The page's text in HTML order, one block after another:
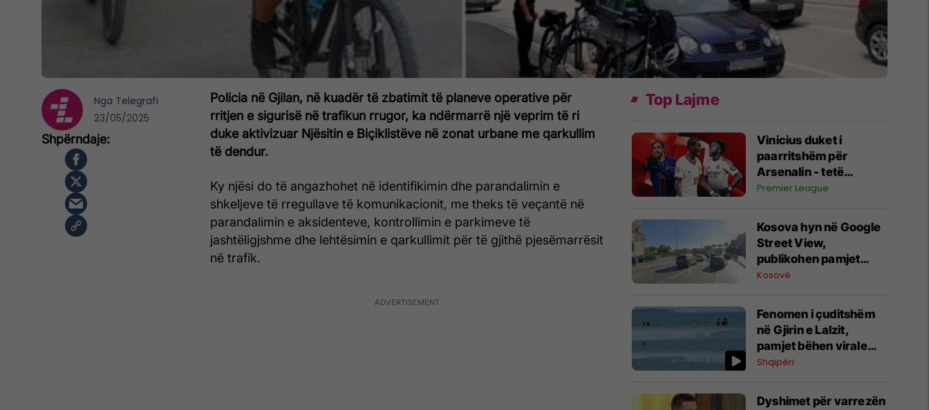
Policia në Gjilan, në kuadër të zbatimit të planeve operative për
rritjen e sigurisë në trafikun rrugor, ka ndërmarrë një veprim të ri
duke aktivizuar Njësitin e Biçiklistëve në zonat urbane me qarkullim
të dendur.
Ky njësi do të angazhohet në identifikimin dhe parandalimin e
shkeljeve të rregullave të komunikacionit, me theks të veçantë në
parandalimin e aksidenteve, kontrollimin e parkimeve të
jashtëligjshme dhe lehtësimin e qarkullimit për të gjithë pjesëmarrësit
në trafik.
Nga Telegrafi
23/05/2025
Top Lajme
Vinicius duket i
paarritshëm për
Arsenalin - tetë
alternativa si
për krahun e majtë te
Topçinjtë
Premier League
Kosova hyn në Google
Street View,
publikohen pamjet
360-gradëshe
Kosovë
Fenomen i çuditshëm
në Gjirin e Lalzit,
pamjet bëhen virale
(Video)
Shqipëri
Dyshimet për varrezën